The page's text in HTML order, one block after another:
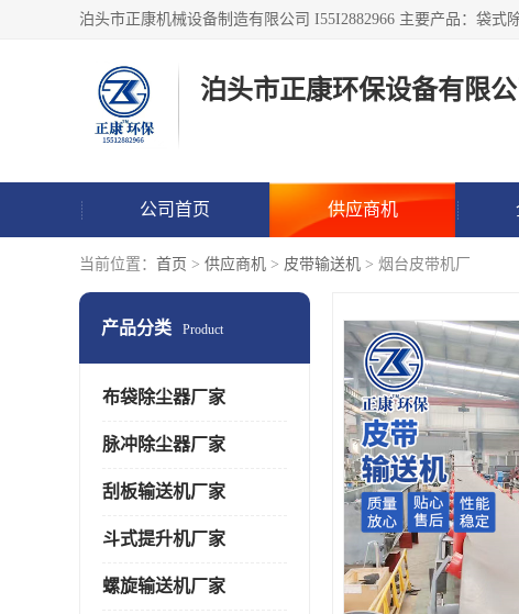
泊头市正康环保设备有限公
公司首页 供应商机
当前位置： 首页 > 供应商机 > 皮带输送机 > 烟台皮带机厂
产品分类 Product
布袋除尘器厂家
脉冲除尘器厂家
刮板输送机厂家
斗式提升机厂家
螺旋输送机厂家